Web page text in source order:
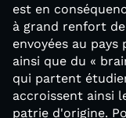
est en
à grand renfort
envoyées au
ainsi que du «
qui partent
accroissent ainsi
patrie d'origine.